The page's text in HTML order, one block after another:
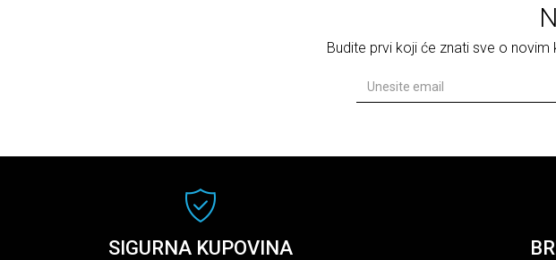
Budite prvi koji će znati sve o
SIGURNA KUPOVINA